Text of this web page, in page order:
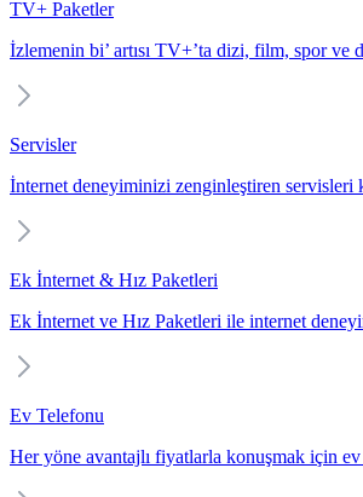
TV+ Paketler
İzlemenin bi’ artısı TV+’ta dizi, film, spor ve
Servisler
İnternet deneyiminizi zenginleştiren servisleri
Ek İnternet & Hız Paketleri
Ek İnternet ve Hız Paketleri ile internet
Ev Telefonu
Her yöne avantajlı fiyatlarla konuşmak için